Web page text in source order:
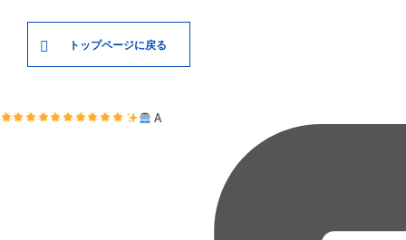
トップページに戻る
A